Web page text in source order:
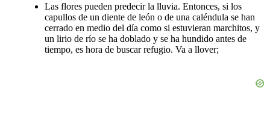
Las flores pueden predecir la lluvia. Entonces, si los
capullos de un diente de león o de una caléndula se han
cerrado en medio del día como si estuvieran marchitos, y
un lirio de río se ha doblado y se ha hundido antes de
tiempo, es hora de buscar refugio. Va a llover;